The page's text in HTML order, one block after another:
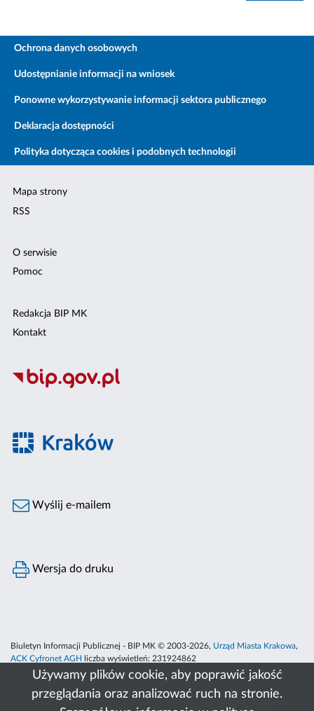
Używamy plików cookie, aby poprawić jakość
przeglądania oraz analizować ruch na stronie.
Ochrona danych osobowych
Udostępnianie informacji na wniosek
Ponowne wykorzystywanie informacji sektora publicznego
Deklaracja dostępności
Polityka dotycząca cookies i podobnych technologii
Mapa strony
RSS
O serwisie
Pomoc
Redakcja BIP MK
Kontakt
Wyślij e-mailem
Wersja do druku
Biuletyn Informacji Publicznej - BIP MK © 2003-2026, Urząd Miasta Krakowa,
ACK Cyfronet AGH
liczba wyświetleń: 231924862